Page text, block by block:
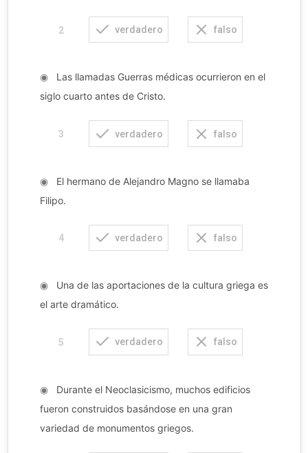
2 verdadero falso
◉Las llamadas Guerras médicas ocurrieron en el
siglo cuarto antes de Cristo.
3 verdadero falso
◉El hermano de Alejandro Magno se llamaba
Filipo.
4 verdadero falso
◉Una de las aportaciones de la cultura griega es
el arte dramático.
5 verdadero falso
◉Durante el Neoclasicismo, muchos edificios
fueron construidos basándose en una gran
variedad de monumentos griegos.